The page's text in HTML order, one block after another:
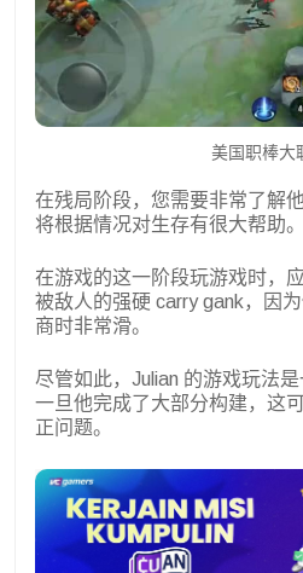
美国职棒大
在残局阶段，您需要非常了解
将根据情况对生存有很大帮助。
在游戏的这一阶段玩游戏时，
被敌人的强硬 carry gank，因
商时非常滑。
尽管如此，Julian 的游戏玩法是
一旦他完成了大部分构建，这
正问题。